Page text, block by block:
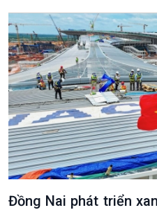
Đồng Nai phát triển